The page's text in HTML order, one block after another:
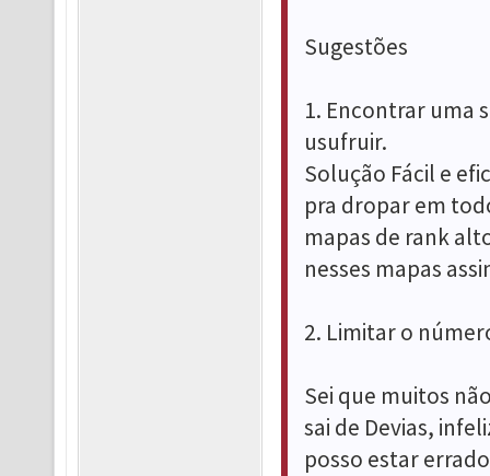
Sugestões
1. Encontrar uma
usufruir.
Solução Fácil e
pra dropar em
mapas de rank
nesses mapas
2. Limitar o
Sei que muitos
sai de Devias,
posso estar